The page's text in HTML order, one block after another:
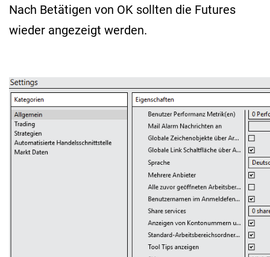
Nach Betätigen von OK sollten die Futures
wieder angezeigt werden.